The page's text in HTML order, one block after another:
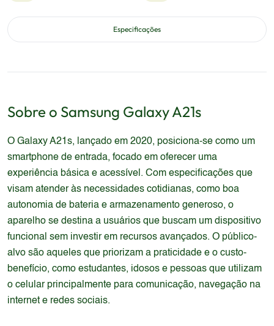
Especificações
Sobre o Samsung Galaxy A21s
O Galaxy A21s, lançado em 2020, posiciona-se como um
smartphone de entrada, focado em oferecer uma
experiência básica e acessível. Com especificações que
visam atender às necessidades cotidianas, como boa
autonomia de bateria e armazenamento generoso, o
aparelho se destina a usuários que buscam um dispositivo
funcional sem investir em recursos avançados. O público-
alvo são aqueles que priorizam a praticidade e o custo-
benefício, como estudantes, idosos e pessoas que utilizam
o celular principalmente para comunicação, navegação na
internet e redes sociais.